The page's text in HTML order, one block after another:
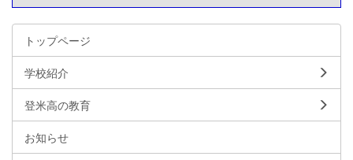
トップページ
学校紹介
登米高の教育
お知らせ